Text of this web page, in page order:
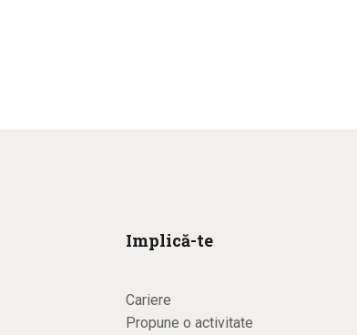
Implică-te
Cariere
Propune o activitate